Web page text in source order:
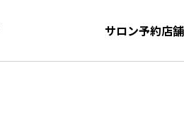
サロン予約店